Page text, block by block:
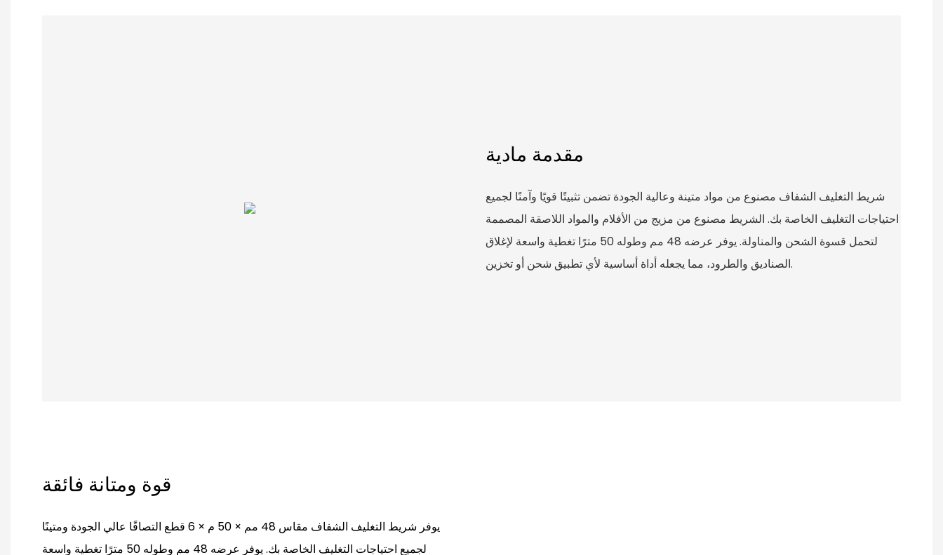
مقدمة مادية
شريط التغليف الشفاف مصنوع من مواد متينة وعالية الجودة تضمن تثبيتًا قويًا وآمنًا لجميع
احتياجات التغليف الخاصة بك. الشريط مصنوع من مزيج من الأفلام والمواد اللاصقة المصممة
لتحمل قسوة الشحن والمناولة. يوفر عرضه 48 مم وطوله 50 مترًا تغطية واسعة لإغلاق
الصناديق والطرود، مما يجعله أداة أساسية لأي تطبيق شحن أو تخزين.
قوة ومتانة فائقة
يوفر شريط التغليف الشفاف مقاس 48 مم × 50 م × 6 قطع التصاقًا عالي الجودة ومتينًا
لجميع احتياجات التغليف الخاصة بك. يوفر عرضه 48 مم وطوله 50 مترًا تغطية واسعة